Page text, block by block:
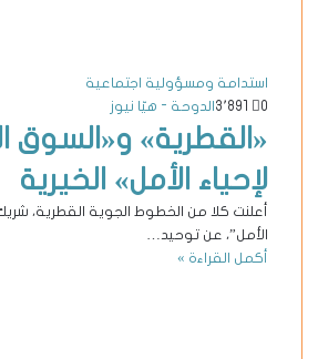
استدامة ومسؤولية اجتماعية
الدوحة - هيّا نيوز
0
«القطرية» و«السوق
لإحياء الأمل» الخيرية
أعلنت كلا من الخطوط الجوية القطرية، شريك
الأمل”، عن توحيد…
أكمل القراءة »